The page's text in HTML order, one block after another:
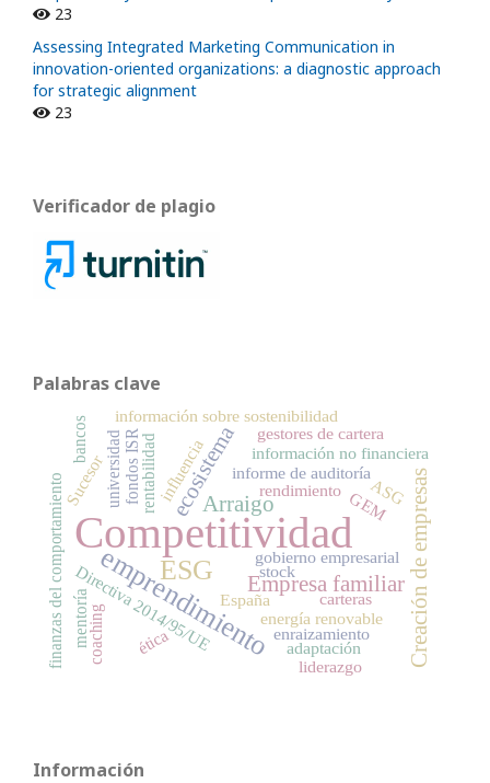
23
Assessing Integrated Marketing Communication in
innovation-oriented organizations: a diagnostic approach
for strategic alignment
23
Verificador de plagio
Palabras clave
Competitividad
ESG
emprendimiento
Arraigo
Empresa familiar Creación de empresas
ecosistema
finanzas del comportamiento rendimiento
información sobre sostenibilidad
informe de auditoría
información no financiera
carteras
influencia
gobierno empresarial
rentabilidad gestores de cartera
energía renovable
fondos ISR
Directiva 2014/95/UE
GEM
España
universidad
mentoríacoaching
Sucesor
enraizamiento
adaptación
liderazgo
ASG
stock
bancos
ética
Información